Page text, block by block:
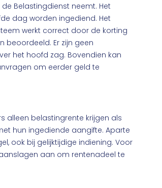
Belastingdienst neemt. Het
dag worden ingediend. Het
werkt correct door de korting
beoordeeld. Er zijn geen
het hoofd zag. Bovendien kan
om eerder geld te
alleen belastingrente krijgen als
hun ingediende aangifte. Aparte
ook bij gelijktijdige indiening. Voor
aan om rentenadeel te